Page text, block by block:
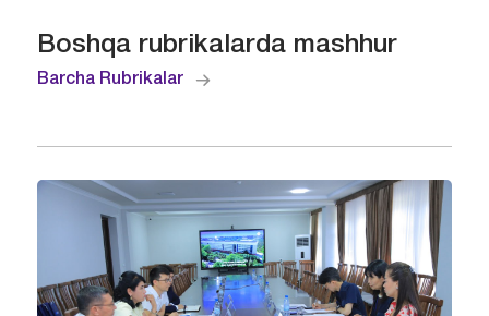
Boshqa rubrikalarda mashhur
Barcha Rubrikalar